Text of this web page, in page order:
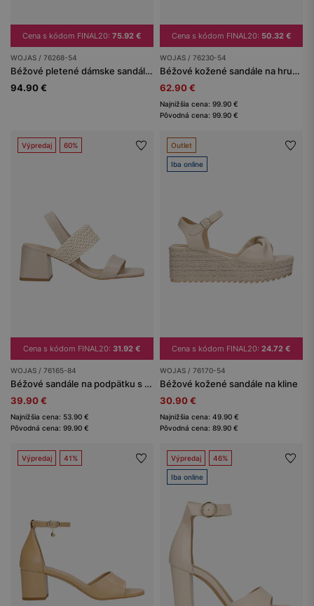
Cena s kódom FINAL20: 75.92 €
WOJAS / 76268-54
Béžové pletené dámske sandále na platforme
94.90 €
Cena s kódom FINAL20: 50.32 €
WOJAS / 76230-54
Béžové kožené sandále na hrubom opätku
62.90 €
Najnižšia cena: 99.90 €
Pôvodná cena: 99.90 €
Výpredaj 60%
Cena s kódom FINAL20: 31.92 €
WOJAS / 76165-84
Béžové sandále na podpätku s pleteným remienkom
39.90 €
Najnižšia cena: 53.90 €
Pôvodná cena: 99.90 €
Outlet
Iba online
Cena s kódom FINAL20: 24.72 €
WOJAS / 76170-54
Béžové kožené sandále na kline
30.90 €
Najnižšia cena: 49.90 €
Pôvodná cena: 89.90 €
Výpredaj 41% Výpredaj 46%
Iba online